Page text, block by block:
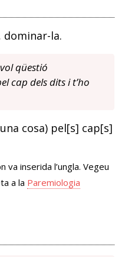
dominar-la.
qüestió
cap dels dits i t’ho
cosa) pel[s] cap[s]
va inserida l’ungla. Vegeu
a la Paremiologia